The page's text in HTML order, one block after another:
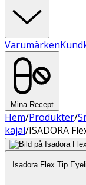
Varumärken
Mina Recept
Hem/Produkter/
kajal/ISADORA
Isadora Flex Tip